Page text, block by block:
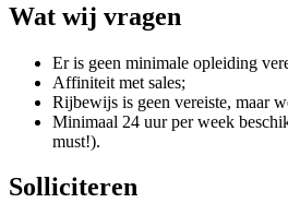
Wat wij vragen
Er is geen minimale opleiding
Affiniteit met sales;
Rijbewijs is geen vereiste, maar
Minimaal 24 uur per week
must!).
Solliciteren